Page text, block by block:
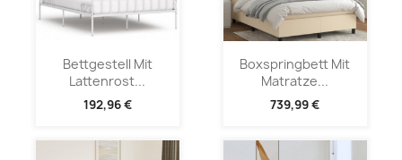
Bettgestell Mit
Lattenrost...
192,96 €
Boxspringbett Mit
Matratze...
739,99 €